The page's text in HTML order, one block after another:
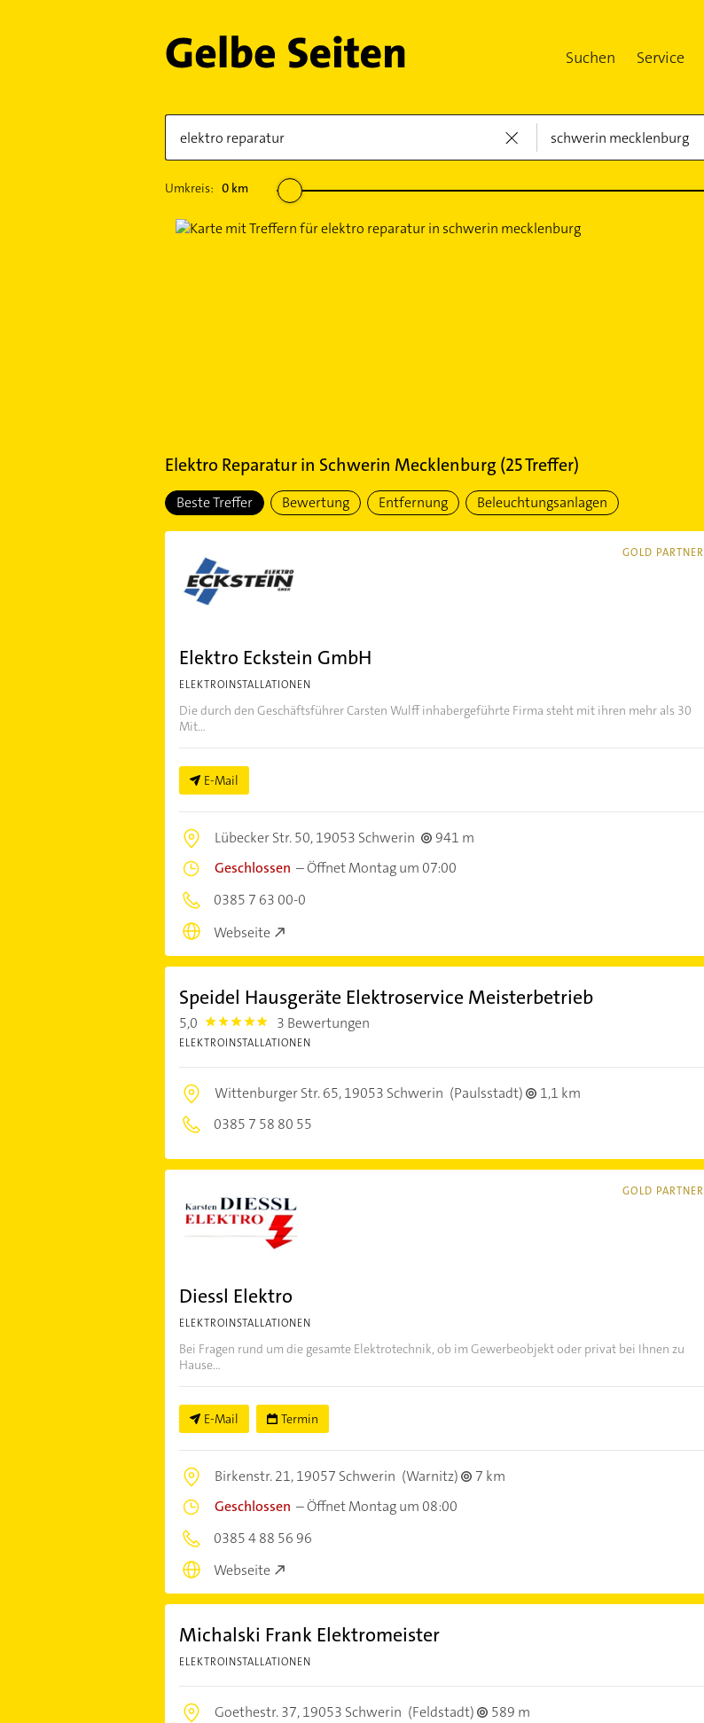
Suchen Service
Umkreis: 0km
Elektro Reparaturin Schwerin Mecklenburg (25Treffer)
Beste Treffer Bewertung Entfernung Beleuchtungsanlagen
GOLD PARTNER
Elektro Eckstein GmbH
ELEKTROINSTALLATIONEN
Die durch den Geschäftsführer Carsten Wulff inhabergeführte Firma steht mit ihren mehr als 30
Mit...
E-Mail
Lübecker Str. 50,19053 Schwerin
941 m
Geschlossen –Öffnet Montag um 07:00
0385 7 63 00-0
Webseite
Speidel Hausgeräte Elektroservice Meisterbetrieb
5,0 5.0 3 Bewertungen
ELEKTROINSTALLATIONEN
Wittenburger Str. 65,19053 Schwerin (Paulsstadt)
1,1 km
0385 7 58 80 55
GOLD PARTNER
Diessl Elektro
ELEKTROINSTALLATIONEN
Bei Fragen rund um die gesamte Elektrotechnik, ob im Gewerbeobjekt oder privat bei Ihnen zu
Hause...
E-Mail Termin
Birkenstr. 21,19057 Schwerin (Warnitz)
7 km
Geschlossen –Öffnet Montag um 08:00
0385 4 88 56 96
Webseite
Michalski Frank Elektromeister
ELEKTROINSTALLATIONEN
Goethestr. 37,19053 Schwerin (Feldstadt)
589 m